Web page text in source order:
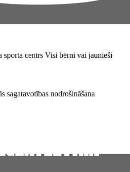
sporta centrs Visi bērni vai jaunieši
sagatavotības nodrošināšana